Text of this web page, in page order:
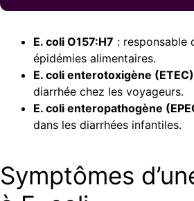
E. coli O157:H7 : responsable
épidémies alimentaires.
E. coli enterotoxigène (ETEC)
diarrhée chez les voyageurs.
E. coli enteropathogène
dans les diarrhées infantiles.
Symptômes